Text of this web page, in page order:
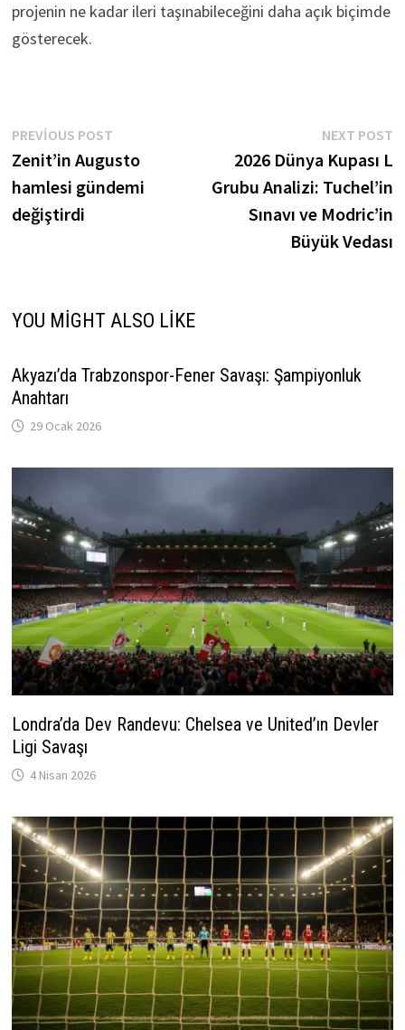
projenin ne kadar ileri taşınabileceğini daha açık biçimde
gösterecek.
Yazı
gezinmesi
PREVIOUS POSTPrevious
post:
Zenit’in Augusto
hamlesi gündemi
değiştirdi
NEXT POST
2026 Dünya Kupası L
Grubu Analizi: Tuchel’in
Sınavı ve Modric’in
Büyük Vedası
YOU MIGHT ALSO LIKE
Akyazı’da Trabzonspor-Fener Savaşı: Şampiyonluk
Anahtarı
29 Ocak 2026
Londra’da Dev Randevu: Chelsea ve United’ın Devler
Ligi Savaşı
4 Nisan 2026